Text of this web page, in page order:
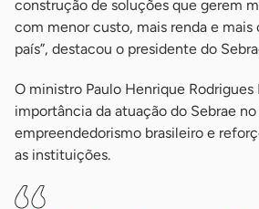
construção de soluções que gerem
com menor custo, mais renda e mais
país”, destacou o presidente do
O ministro Paulo Henrique Rodrigues
importância da atuação do Sebrae
empreendedorismo brasileiro e
as instituições.